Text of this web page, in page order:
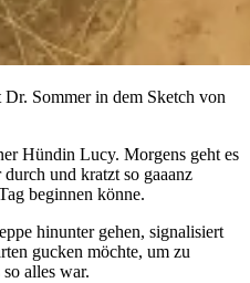
Sommer in dem Sketch von
Hündin Lucy. Morgens geht es
und kratzt so gaaanz
beginnen könne.
hinunter gehen, signalisiert
gucken möchte, um zu
alles war.